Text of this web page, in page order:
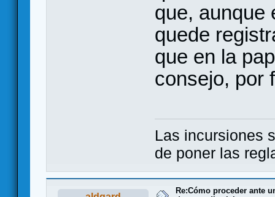
que, aunque
quede
que en la
consejo, por
Las incursiones
de poner las
Re:Cómo proceder ante